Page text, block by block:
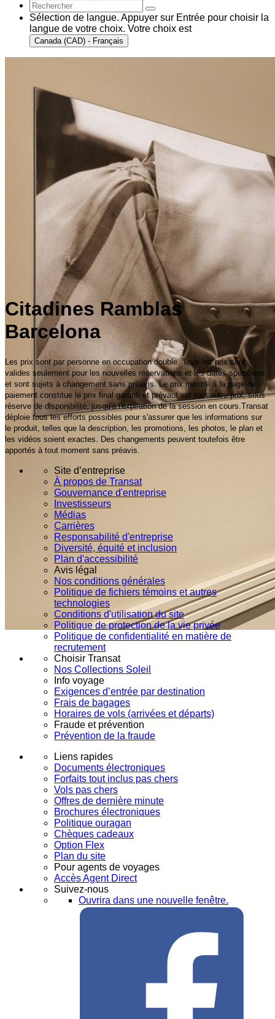
Sélection de langue. Appuyer sur Entrée pour choisir la
langue de votre choix. Votre choix est
Canada (CAD) - Français
Citadines Ramblas
Barcelona
Les prix sont par personne en occupation double. Tous les prix sont
valides seulement pour les nouvelles réservations et les dates spécifiées,
et sont sujets à changement sans préavis. Le prix montré à la page de
paiement constitue le prix final garanti et prévaut sur tout autre prix, sous
réserve de disponibilité, jusqu'à l'expiration de la session en cours.Transat
déploie tous les efforts possibles pour s'assurer que les informations sur
le produit, telles que la description, les promotions, les photos, le plan et
les vidéos soient exactes. Des changements peuvent toutefois être
apportés à tout moment sans préavis.
Site d’entreprise
À propos de Transat
Gouvernance d'entreprise
Investisseurs
Médias
Carrières
Responsabilité d'entreprise
Diversité, équité et inclusion
Plan d'accessibilité
Avis légal
Nos conditions générales
Politique de fichiers témoins et autres
technologies
Conditions d'utilisation du site
Politique de protection de la vie privée
Politique de confidentialité en matière de
recrutement
Choisir Transat
Nos Collections Soleil
Info voyage
Exigences d’entrée par destination
Frais de bagages
Horaires de vols (arrivées et départs)
Fraude et prévention
Prévention de la fraude
Liens rapides
Documents électroniques
Forfaits tout inclus pas chers
Vols pas chers
Offres de dernière minute
Brochures électroniques
Politique ouragan
Chèques cadeaux
Option Flex
Plan du site
Pour agents de voyages
Accès Agent Direct
Suivez-nous
Ouvrira dans une nouvelle fenêtre.